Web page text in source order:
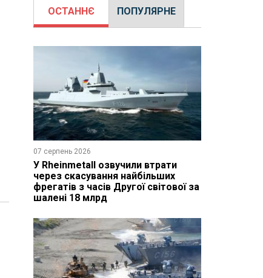
ОСТАННЄ ПОПУЛЯРНЕ
07 серпень 2026
У Rheinmetall озвучили втрати
через скасування найбільших
фрегатів з часів Другої світової за
шалені 18 млрд